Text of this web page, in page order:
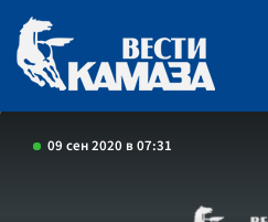
09 сен 2020 в 07:31